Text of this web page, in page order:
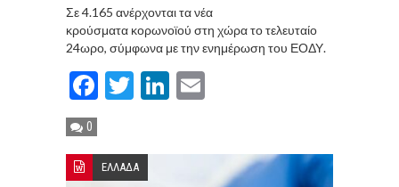
Σε 4.165 ανέρχονται τα νέα
κρούσματα κορωνοϊού στη χώρα το τελευταίο
24ωρο, σύμφωνα με την ενημέρωση του ΕΟΔΥ.
Facebook
TwitterLinkedIn
0
ΕΛΛΑΔΑ